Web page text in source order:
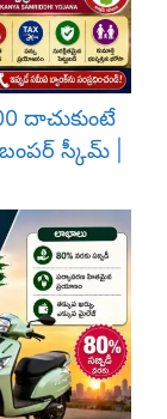
దాచుకుంటే
బంపర్ స్కీమ్ |